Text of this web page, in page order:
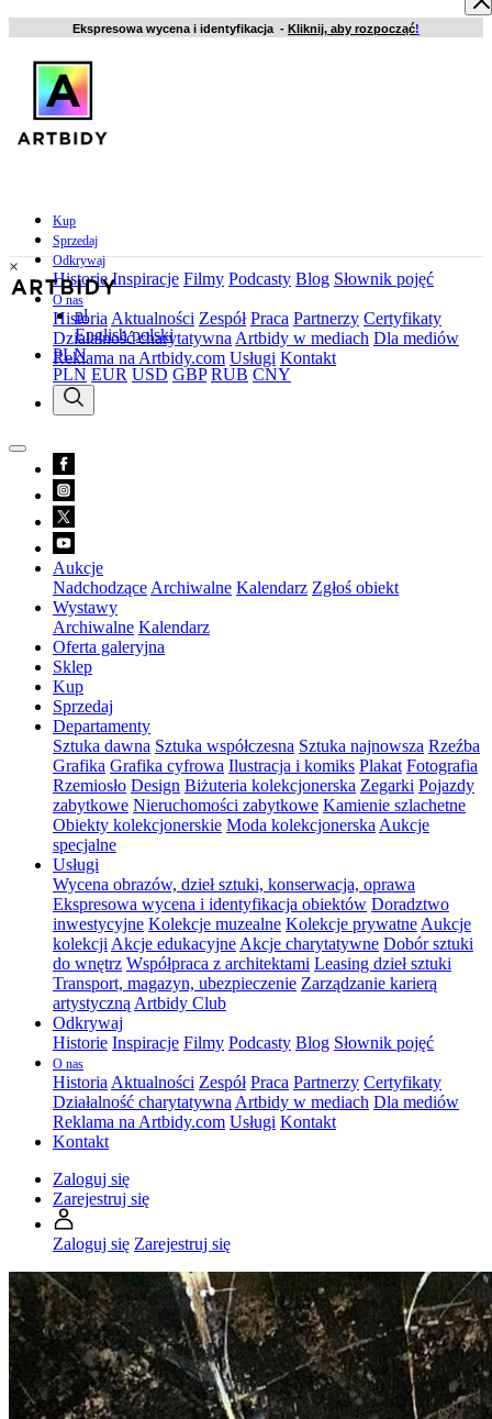
Ekspresowa wycena i identyfikacja - Kliknij, aby rozpocząć!
Kup
Sprzedaj
Odkrywaj
Historie Inspiracje Filmy Podcasty Blog Słownik pojęć
O nas
Historia Aktualności Zespół Praca Partnerzy Certyfikaty
Działalność charytatywna Artbidy w mediach Dla mediów
Reklama na Artbidy.com Usługi Kontakt
×
pl
Englishpolski
PLN
PLN EUR USD GBP RUB CNY
Aukcje
Nadchodzące Archiwalne Kalendarz Zgłoś obiekt
Wystawy
Archiwalne Kalendarz
Oferta galeryjna
Sklep
Kup
Sprzedaj
Departamenty
Sztuka dawna Sztuka współczesna Sztuka najnowsza Rzeźba
Grafika Grafika cyfrowa Ilustracja i komiks Plakat Fotografia
Rzemiosło Design Biżuteria kolekcjonerska Zegarki Pojazdy
zabytkowe Nieruchomości zabytkowe Kamienie szlachetne
Obiekty kolekcjonerskie Moda kolekcjonerska Aukcje
specjalne
Usługi
Wycena obrazów, dzieł sztuki, konserwacja, oprawa
Ekspresowa wycena i identyfikacja obiektów Doradztwo
inwestycyjne Kolekcje muzealne Kolekcje prywatne Aukcje
kolekcji Akcje edukacyjne Akcje charytatywne Dobór sztuki
do wnętrz Współpraca z architektami Leasing dzieł sztuki
Transport, magazyn, ubezpieczenie Zarządzanie karierą
artystyczną Artbidy Club
Odkrywaj
Historie Inspiracje Filmy Podcasty Blog Słownik pojęć
O nas
Historia Aktualności Zespół Praca Partnerzy Certyfikaty
Działalność charytatywna Artbidy w mediach Dla mediów
Reklama na Artbidy.com Usługi Kontakt
Kontakt
Zaloguj się
Zarejestruj się
Zaloguj się Zarejestruj się